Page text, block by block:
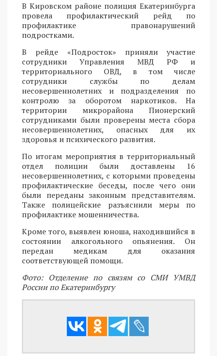
В Кировском районе полиция Екатеринбурга
провела профилактический рейд по
профилактике правонарушений
подростками.
В рейде «Подросток» приняли участие
сотрудники Управления МВД РФ и
территориального ОВД, в том числе
сотрудники службы по делам
несовершеннолетних и подразделения по
контролю за оборотом наркотиков. На
территории микрорайона Пионерский
сотрудниками были проверены места сбора
несовершеннолетних, опасных для их
здоровья и психического развития.
По итогам мероприятия в территориальный
отдел полиции были доставлены 16
несовершеннолетних, с которыми проведены
профилактические беседы, после чего они
были переданы законным представителям.
Также полицейские разъяснили меры по
профилактике мошенничества.
Кроме того, выявлен юноша, находившийся в
состоянии алкогольного опьянения. Он
передан медикам для оказания
соответствующей помощи.
Фото: Отделение по связям со СМИ УМВД
России по Екатеринбургу